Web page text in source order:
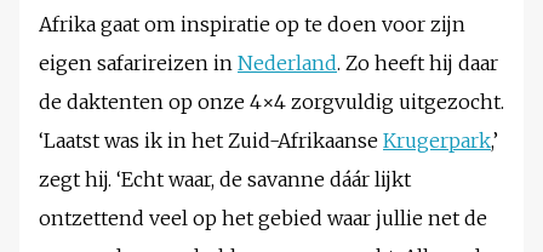
Afrika gaat om inspiratie op te doen voor zijn
eigen safarireizen in Nederland. Zo heeft hij daar
de daktenten op onze 4×4 zorgvuldig uitgezocht.
‘Laatst was ik in het Zuid-Afrikaanse Krugerpark,’
zegt hij. ‘Echt waar, de savanne dáár lijkt
ontzettend veel op het gebied waar jullie net de